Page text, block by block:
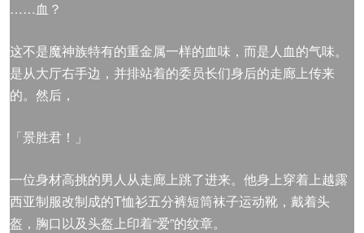
……血？
这不是魔神族特有的重金属一样的血味，而是人血的气味。
是从大厅右手边，并排站着的委员长们身后的走廊上传来
的。然后，
「景胜君！」
一位身材高挑的男人从走廊上跳了进来。他身上穿着上越露
西亚制服改制成的T恤衫五分裤短筒袜子运动靴，戴着头
盔，胸口以及头盔上印着“爱”的纹章。